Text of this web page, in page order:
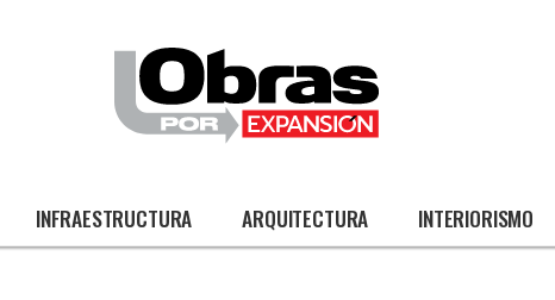
INFRAESTRUCTURA ARQUITECTURA INTERIORISMO